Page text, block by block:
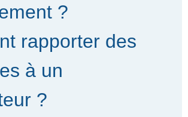
?
rapporter des
à un
?